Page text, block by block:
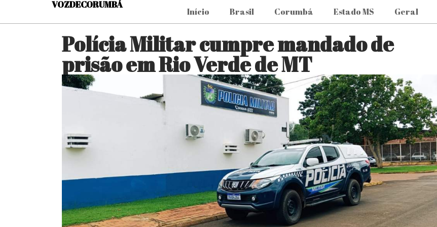
VOZDECORUMBÁ
Início Brasil Corumbá Estado MS Geral
Polícia Militar cumpre mandado de
prisão em Rio Verde de MT